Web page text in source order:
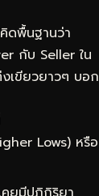
ดพื้นฐานว่า
กับ Seller ใน
งเขียวยาวๆ บอก
Lows) หรือ